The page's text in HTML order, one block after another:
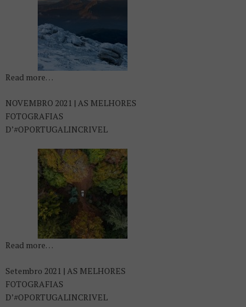
Read more…
NOVEMBRO 2021 | AS MELHORES
FOTOGRAFIAS
D’#OPORTUGALINCRIVEL
Read more…
Setembro 2021 | AS MELHORES
FOTOGRAFIAS
D’#OPORTUGALINCRIVEL